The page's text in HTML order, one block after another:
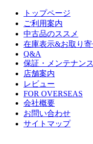
トップページ
ご利用案内
中古品のススメ
在庫表示&お取り
Q&A
保証・メンテナンス
店舗案内
レビュー
FOR OVERSEAS
会社概要
お問い合わせ
サイトマップ